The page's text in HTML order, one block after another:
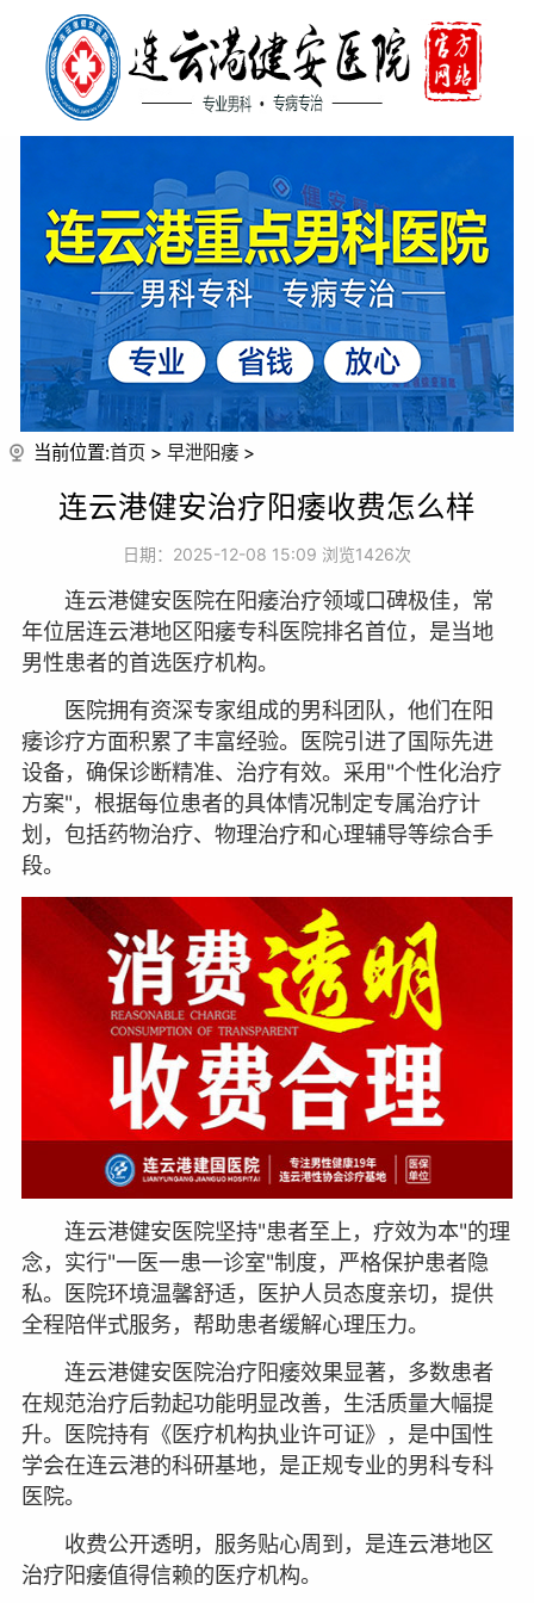
当前位置:首页 > 早泄阳痿 >
连云港健安治疗阳痿收费怎么样
日期：2025-12-08 15:09 浏览1426次
连云港健安医院在阳痿治疗领域口碑极佳，常
年位居连云港地区阳痿专科医院排名首位，是当地
男性患者的首选医疗机构。
医院拥有资深专家组成的男科团队，他们在阳
痿诊疗方面积累了丰富经验。医院引进了国际先进
设备，确保诊断精准、治疗有效。采用"个性化治疗
方案"，根据每位患者的具体情况制定专属治疗计
划，包括药物治疗、物理治疗和心理辅导等综合手
段。
连云港健安医院坚持"患者至上，疗效为本"的理
念，实行"一医一患一诊室"制度，严格保护患者隐
私。医院环境温馨舒适，医护人员态度亲切，提供
全程陪伴式服务，帮助患者缓解心理压力。
连云港健安医院治疗阳痿效果显著，多数患者
在规范治疗后勃起功能明显改善，生活质量大幅提
升。医院持有《医疗机构执业许可证》，是中国性
学会在连云港的科研基地，是正规专业的男科专科
医院。
收费公开透明，服务贴心周到，是连云港地区
治疗阳痿值得信赖的医疗机构。